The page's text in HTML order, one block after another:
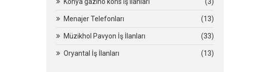
Menajer Telefonları (13)
Müzikhol Pavyon İş İlanları (33)
Oryantal İş İlanları (13)